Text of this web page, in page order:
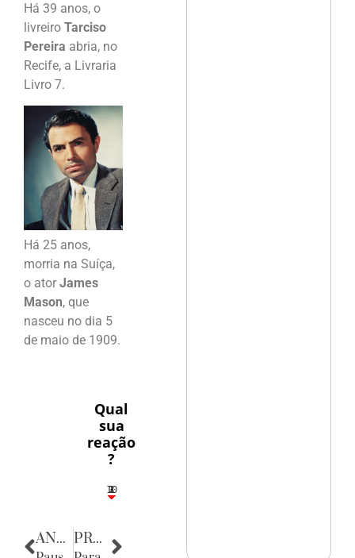
Há 39 anos, o
livreiro Tarciso
Pereira abria, no
Recife, a Livraria
Livro 7.
Há 25 anos,
morria na Suíça,
o ator James
Mason, que
nasceu no dia 5
de maio de 1909.
Qual
sua
reação
?
3
1
1
2
10
ANTERIOR PRÓXIMA